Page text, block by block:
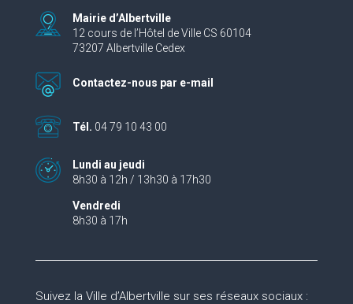
Mairie d’Albertville
12 cours de l’Hôtel de Ville CS 60104
73207 Albertville Cedex
Contactez-nous par e-mail
Tél. 04 79 10 43 00
Lundi au jeudi
8h30 à 12h / 13h30 à 17h30
Vendredi
8h30 à 17h
Suivez la Ville d’Albertville sur ses réseaux sociaux :